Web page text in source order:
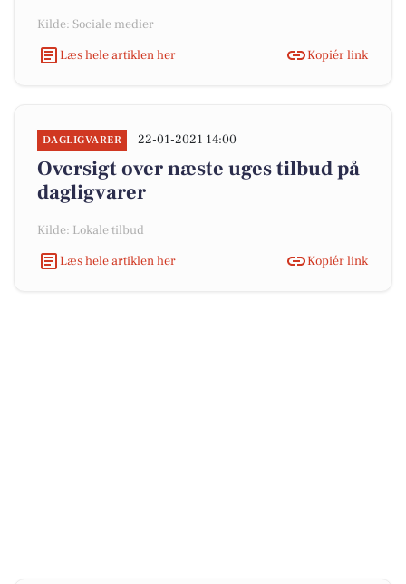
Kilde: Sociale medier
Læs hele artiklen her
Kopiér link
DAGLIGVARER 22-01-2021 14:00
Oversigt over næste uges tilbud på
dagligvarer
Kilde: Lokale tilbud
Læs hele artiklen her
Kopiér link